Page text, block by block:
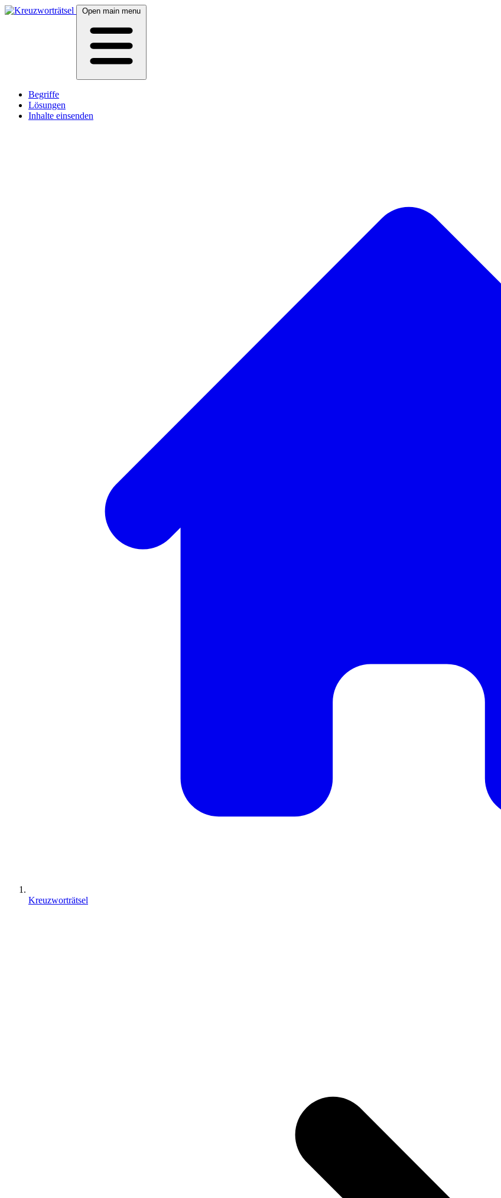
Open main menu
Begriffe
Lösungen
Inhalte einsenden
Kreuzworträtsel